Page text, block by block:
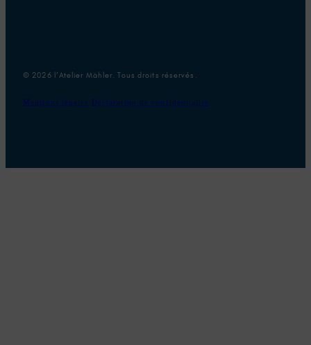
© 2026 l’Atelier Mähler. Tous droits réservés.
Mentions légales Déclaration de confidentialité